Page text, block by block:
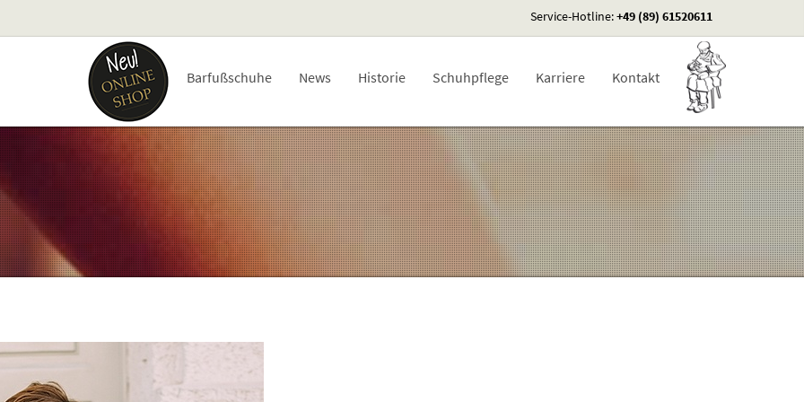
Service-Hotline:+49 (89) 61520611
Barfußschuhe News Historie Schuhpflege Karriere Kontakt